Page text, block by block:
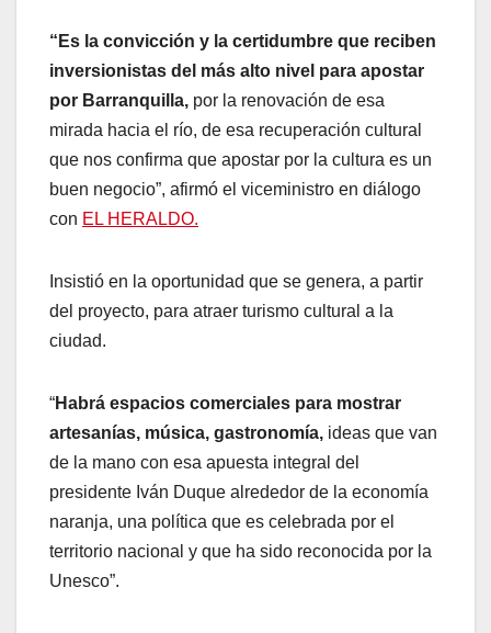
“Es la convicción y la certidumbre que reciben
inversionistas del más alto nivel para apostar
por Barranquilla, por la renovación de esa
mirada hacia el río, de esa recuperación cultural
que nos confirma que apostar por la cultura es un
buen negocio”, afirmó el viceministro en diálogo
con EL HERALDO.
Insistió en la oportunidad que se genera, a partir
del proyecto, para atraer turismo cultural a la
ciudad.
“Habrá espacios comerciales para mostrar
artesanías, música, gastronomía, ideas que van
de la mano con esa apuesta integral del
presidente Iván Duque alrededor de la economía
naranja, una política que es celebrada por el
territorio nacional y que ha sido reconocida por la
Unesco”.